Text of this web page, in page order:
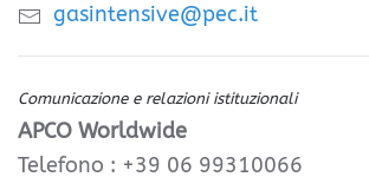
gasintensive@pec.it
Comunicazione e relazioni istituzionali
APCO Worldwide
Telefono : +39 06 99310066